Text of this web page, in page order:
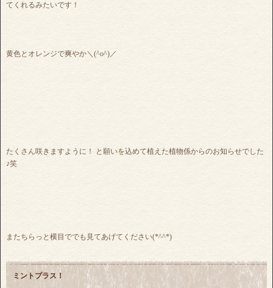
てくれるみたいです！
黄色とオレンジで爽やか＼(^o^)／
たくさん咲きますように！ と願いを込めて植えた植物係からのお知らせでした
♪笑
またちらっと横目ででも見てあげてください(*^^*)
ミントプラス！